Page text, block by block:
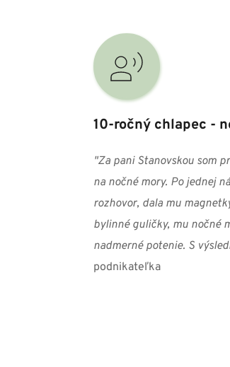
10-ročný chlapec -
"Za pani Stanovskou som
na nočné mory. Po jednej
rozhovor, dala mu
bylinné guličky, mu nočné
nadmerné potenie. S
podnikateľka